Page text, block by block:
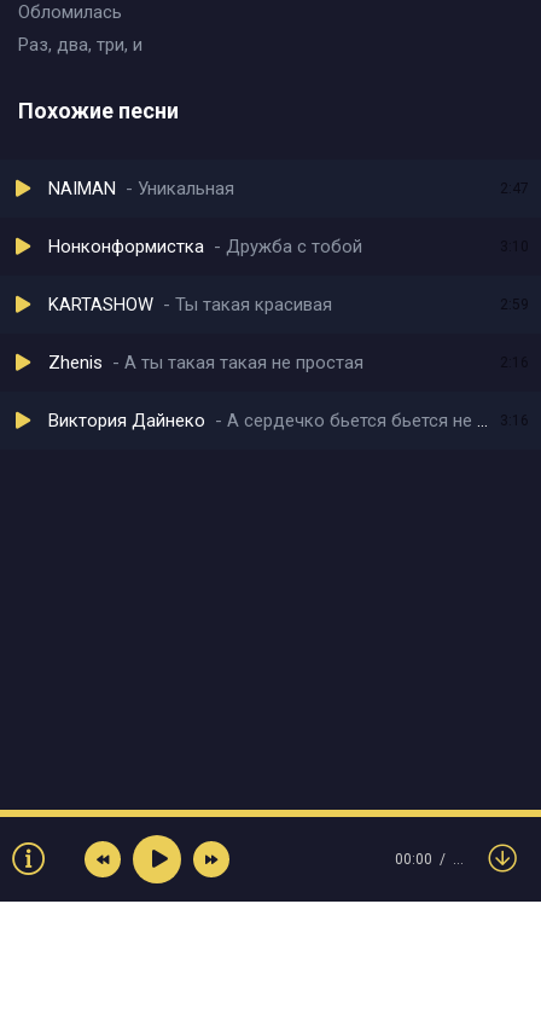
Обломилась
Раз, два, три, и
Похожие песни
NAIMAN Уникальная 2:47
Нонконформистка Дружба с тобой
KARTASHOW Ты такая красивая 2:59
Zhenis А ты такая такая не простая
Виктория Дайнеко А сердечко бьется бьется не спеша 3:16
00:00 …